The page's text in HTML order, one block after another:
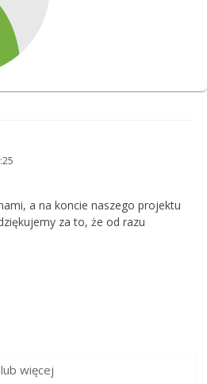
a na koncie naszego projektu
za to, że od razu
lub więcej